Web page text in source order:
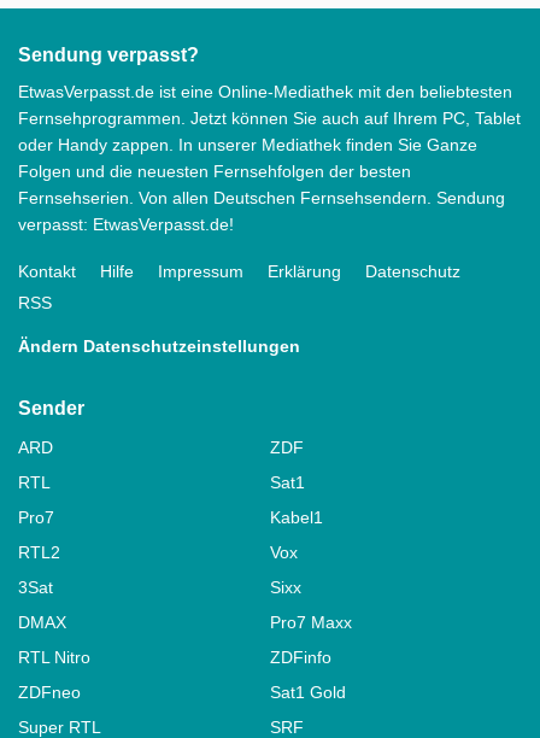
Sendung verpasst?
EtwasVerpasst.de ist eine Online-Mediathek mit den beliebtesten
Fernsehprogrammen. Jetzt können Sie auch auf Ihrem PC, Tablet
oder Handy zappen. In unserer Mediathek finden Sie Ganze
Folgen und die neuesten Fernsehfolgen der besten
Fernsehserien. Von allen Deutschen Fernsehsendern. Sendung
verpasst: EtwasVerpasst.de!
Kontakt Hilfe Impressum Erklärung
Datenschutz
RSS
Ändern Datenschutzeinstellungen
Sender
ARD
ZDF
RTL
Sat1
Pro7
Kabel1
RTL2
Vox
3Sat
Sixx
DMAX
Pro7 Maxx
RTL Nitro
ZDFinfo
ZDFneo
Sat1 Gold
Super RTL
SRF